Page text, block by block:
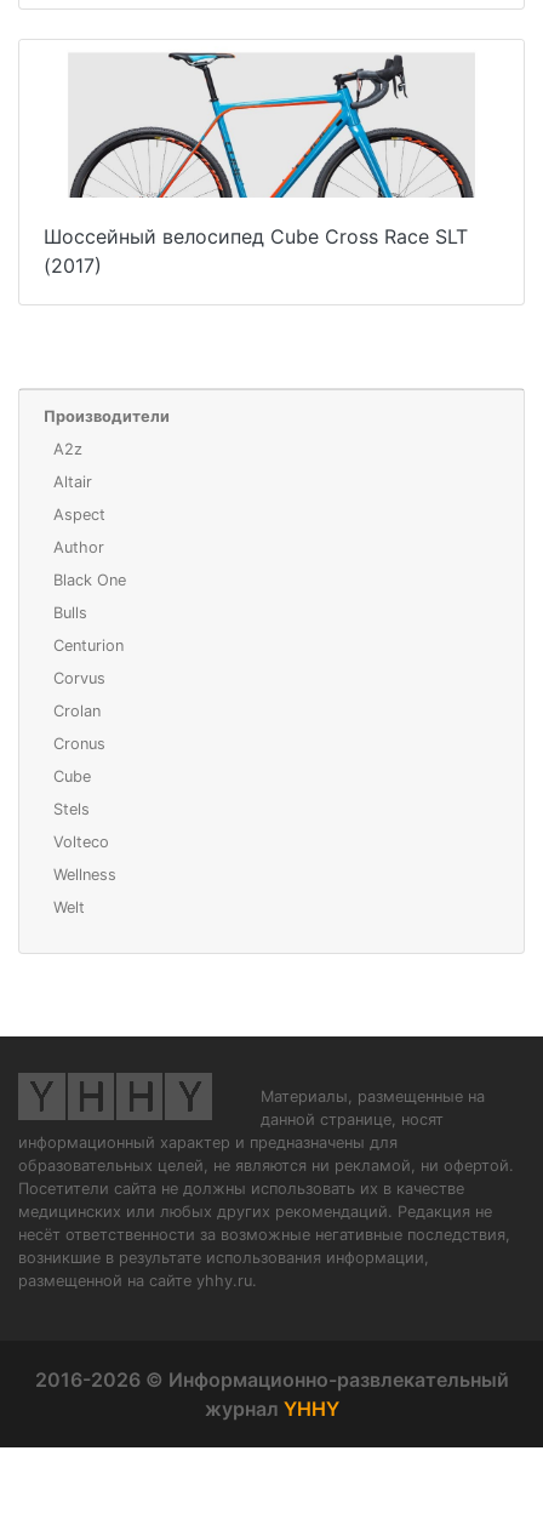
Шоссейный велосипед Cube Cross Race SLT
(2017)
Производители
A2z
Altair
Aspect
Author
Black One
Bulls
Centurion
Corvus
Crolan
Cronus
Cube
Stels
Volteco
Wellness
Welt
Материалы, размещенные на
данной странице, носят
информационный характер и предназначены для
образовательных целей, не являются ни рекламой, ни офертой.
Посетители сайта не должны использовать их в качестве
медицинских или любых других рекомендаций. Редакция не
несёт ответственности за возможные негативные последствия,
возникшие в результате использования информации,
размещенной на сайте yhhy.ru.
2016-2026 © Информационно-развлекательный
журнал YHHY